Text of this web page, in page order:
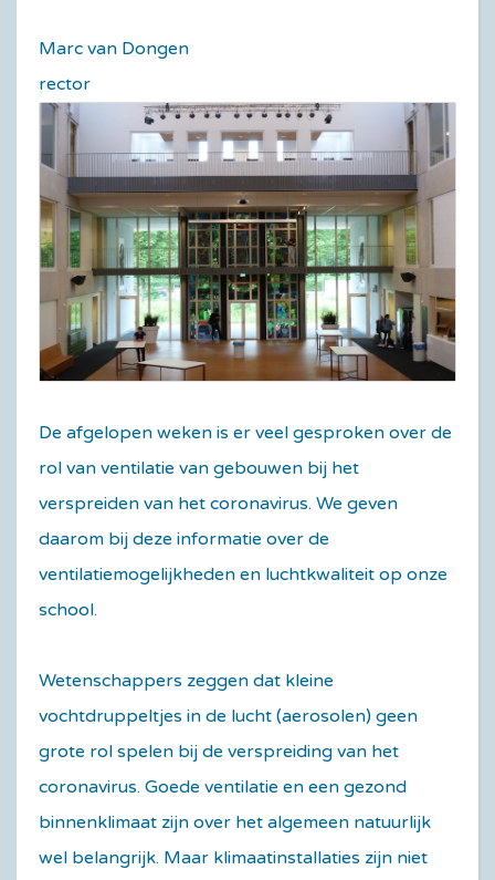
De afgelopen weken is er veel gesproken over de
rol van ventilatie van gebouwen bij het
verspreiden van het coronavirus. We geven
daarom bij deze informatie over de
ventilatiemogelijkheden en luchtkwaliteit op onze
school.
Wetenschappers zeggen dat kleine
vochtdruppeltjes in de lucht (aerosolen) geen
grote rol spelen bij de verspreiding van het
coronavirus. Goede ventilatie en een gezond
binnenklimaat zijn over het algemeen natuurlijk
wel belangrijk. Maar klimaatinstallaties zijn niet
Marc van Dongen
rector